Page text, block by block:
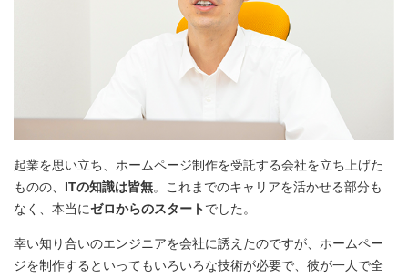
起業を思い立ち、ホームページ制作を受託する会社を立ち上げた
ものの、 ITの知識は皆無。これまでのキャリアを活かせる部分も
なく、本当にゼロからのスタートでした。
幸い知り合いのエンジニアを会社に誘えたのですが、ホームペー
ジを制作するといってもいろいろな技術が必要で、彼が一人で全